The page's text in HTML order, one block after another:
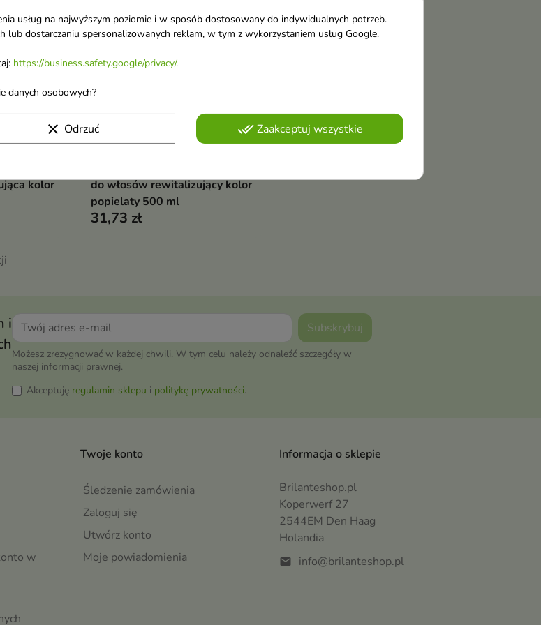
kolor
do włosów rewitalizujący kolor
popielaty 500 ml
31,73 zł
i
Możesz zrezygnować w każdej chwili. W tym celu należy odnaleźć szczegóły w
naszej informacji prawnej.
Akceptuję regulamin sklepu i politykę prywatności.
w
Twoje konto
Śledzenie zamówienia
Zaloguj się
Utwórz konto
Moje powiadomienia
Informacja o sklepie
Brilanteshop.pl
Koperwerf 27
2544EM Den Haag
Holandia
mail info@brilanteshop.pl
usług na najwyższym poziomie i w sposób dostosowany do indywidualnych potrzeb.
lub dostarczaniu spersonalizowanych reklam, w tym z wykorzystaniem usług Google.
https://business.safety.google/privacy/.
danych osobowych?
clear Odrzuć done_allZaakceptuj wszystkie